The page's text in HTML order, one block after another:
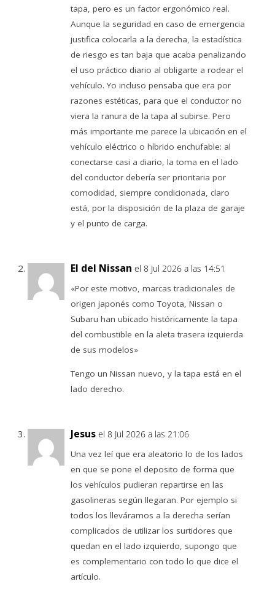
tapa, pero es un factor ergonómico real.
Aunque la seguridad en caso de emergencia
justifica colocarla a la derecha, la estadística
de riesgo es tan baja que acaba penalizando
el uso práctico diario al obligarte a rodear el
vehículo. Yo incluso pensaba que era por
razones estéticas, para que el conductor no
viera la ranura de la tapa al subirse. Pero
más importante me parece la ubicación en el
vehículo eléctrico o híbrido enchufable: al
conectarse casi a diario, la toma en el lado
del conductor debería ser prioritaria por
comodidad, siempre condicionada, claro
está, por la disposición de la plaza de garaje
y el punto de carga.
El del Nissan el 8 Jul 2026 a las 14:51
«Por este motivo, marcas tradicionales de
origen japonés como Toyota, Nissan o
Subaru han ubicado históricamente la tapa
del combustible en la aleta trasera izquierda
de sus modelos»
Tengo un Nissan nuevo, y la tapa está en el
lado derecho.
Jesus el 8 Jul 2026 a las 21:06
Una vez leí que era aleatorio lo de los lados
en que se pone el deposito de forma que
los vehículos pudieran repartirse en las
gasolineras según llegaran. Por ejemplo si
todos los lleváramos a la derecha serían
complicados de utilizar los surtidores que
quedan en el lado izquierdo, supongo que
es complementario con todo lo que dice el
artículo.